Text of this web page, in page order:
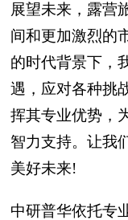
展望未来，露营
间和更加激烈的
的时代背景下，
遇，应对各种挑
挥其专业优势，
智力支持。让我
美好未来!
中研普华依托专